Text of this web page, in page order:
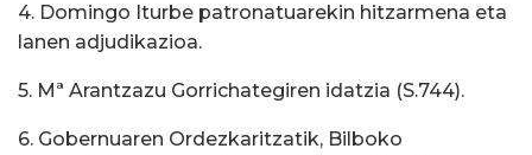
4. Domingo Iturbe patronatuarekin hitzarmena eta
lanen adjudikazioa.
5. Mª Arantzazu Gorrichategiren idatzia (S.744).
6. Gobernuaren Ordezkaritzatik, Bilboko